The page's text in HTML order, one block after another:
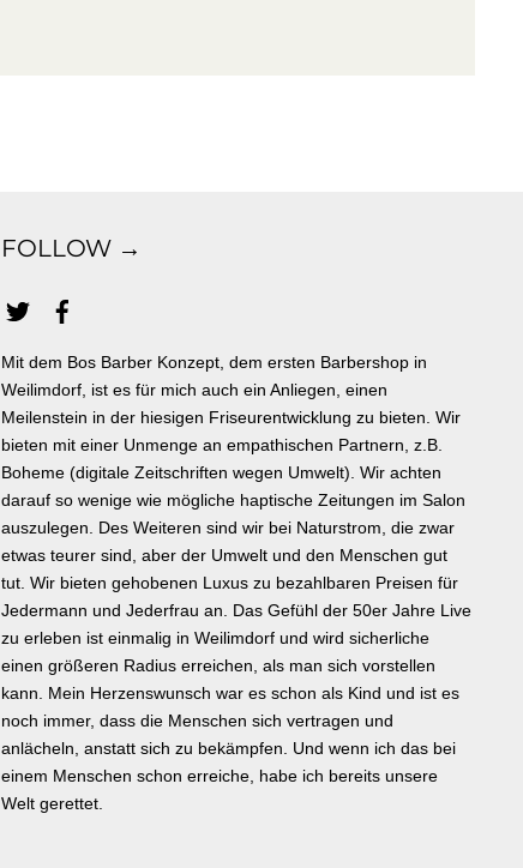
FOLLOW →
Mit dem Bos Barber Konzept, dem ersten Barbershop in
Weilimdorf, ist es für mich auch ein Anliegen, einen
Meilenstein in der hiesigen Friseurentwicklung zu bieten. Wir
bieten mit einer Unmenge an empathischen Partnern, z.B.
Boheme (digitale Zeitschriften wegen Umwelt). Wir achten
darauf so wenige wie mögliche haptische Zeitungen im Salon
auszulegen. Des Weiteren sind wir bei Naturstrom, die zwar
etwas teurer sind, aber der Umwelt und den Menschen gut
tut. Wir bieten gehobenen Luxus zu bezahlbaren Preisen für
Jedermann und Jederfrau an. Das Gefühl der 50er Jahre Live
zu erleben ist einmalig in Weilimdorf und wird sicherliche
einen größeren Radius erreichen, als man sich vorstellen
kann. Mein Herzenswunsch war es schon als Kind und ist es
noch immer, dass die Menschen sich vertragen und
anlächeln, anstatt sich zu bekämpfen. Und wenn ich das bei
einem Menschen schon erreiche, habe ich bereits unsere
Welt gerettet.